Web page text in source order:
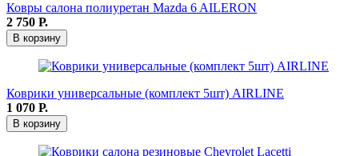
Ковры салона полиуретан Mazda 6 AILERON
2 750 Р.
В корзину
Коврики универсальные (комплект 5шт) AIRLINE
1 070 Р.
В корзину